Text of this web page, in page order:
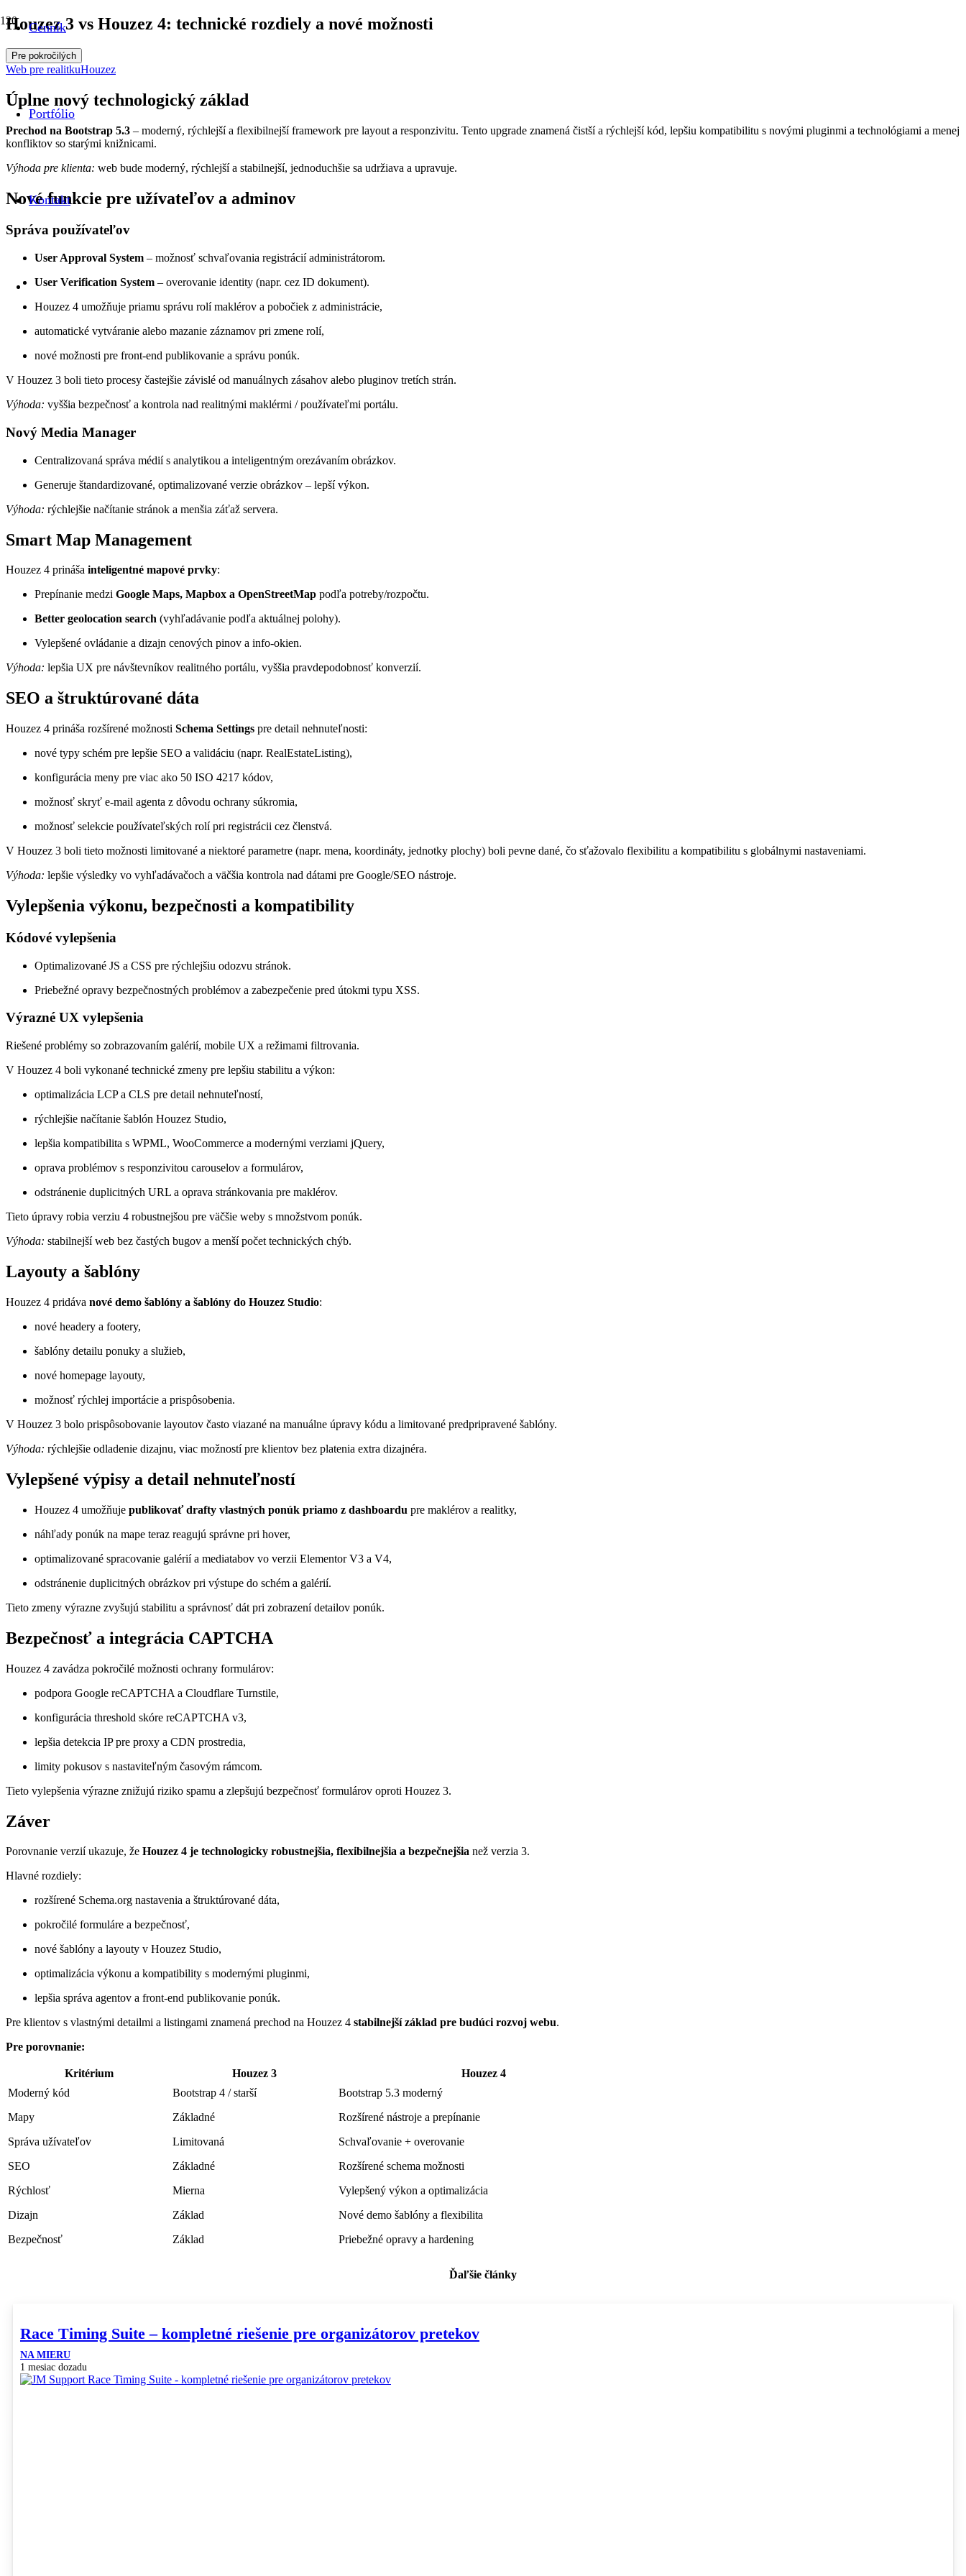
Cenník
Portfólio
Kontakt
Houzez 3 vs Houzez 4: technické rozdiely a nové možnosti
Pre pokročilých
Web pre realitkuHouzez
Úplne nový technologický základ
Prechod na Bootstrap 5.3 – moderný, rýchlejší a flexibilnejší framework pre layout a responzivitu. Tento upgrade znamená čistší a rýchlejší kód, lepšiu kompatibilitu s novými pluginmi a technológiami a menej
konfliktov so starými knižnicami.
Výhoda pre klienta: web bude moderný, rýchlejší a stabilnejší, jednoduchšie sa udržiava a upravuje.
Nové funkcie pre užívateľov a adminov
Správa používateľov
User Approval System – možnosť schvaľovania registrácií administrátorom.
User Verification System – overovanie identity (napr. cez ID dokument).
Houzez 4 umožňuje priamu správu rolí maklérov a pobočiek z administrácie,
automatické vytváranie alebo mazanie záznamov pri zmene rolí,
nové možnosti pre front-end publikovanie a správu ponúk.
V Houzez 3 boli tieto procesy častejšie závislé od manuálnych zásahov alebo pluginov tretích strán.
Výhoda: vyššia bezpečnosť a kontrola nad realitnými maklérmi / používateľmi portálu.
Nový Media Manager
Centralizovaná správa médií s analytikou a inteligentným orezávaním obrázkov.
Generuje štandardizované, optimalizované verzie obrázkov – lepší výkon.
Výhoda: rýchlejšie načítanie stránok a menšia záťaž servera.
Smart Map Management
Houzez 4 prináša inteligentné mapové prvky:
Prepínanie medzi Google Maps, Mapbox a OpenStreetMap podľa potreby/rozpočtu.
Better geolocation search (vyhľadávanie podľa aktuálnej polohy).
Vylepšené ovládanie a dizajn cenových pinov a info-okien.
Výhoda: lepšia UX pre návštevníkov realitného portálu, vyššia pravdepodobnosť konverzií.
SEO a štruktúrované dáta
Houzez 4 prináša rozšírené možnosti Schema Settings pre detail nehnuteľnosti:
nové typy schém pre lepšie SEO a validáciu (napr. RealEstateListing),
konfigurácia meny pre viac ako 50 ISO 4217 kódov,
možnosť skryť e-mail agenta z dôvodu ochrany súkromia,
možnosť selekcie používateľských rolí pri registrácii cez členstvá.
V Houzez 3 boli tieto možnosti limitované a niektoré parametre (napr. mena, koordináty, jednotky plochy) boli pevne dané, čo sťažovalo flexibilitu a kompatibilitu s globálnymi nastaveniami.
Výhoda: lepšie výsledky vo vyhľadávačoch a väčšia kontrola nad dátami pre Google/SEO nástroje.
Vylepšenia výkonu, bezpečnosti a kompatibility
Kódové vylepšenia
Optimalizované JS a CSS pre rýchlejšiu odozvu stránok.
Priebežné opravy bezpečnostných problémov a zabezpečenie pred útokmi typu XSS.
Výrazné UX vylepšenia
Riešené problémy so zobrazovaním galérií, mobile UX a režimami filtrovania.
V Houzez 4 boli vykonané technické zmeny pre lepšiu stabilitu a výkon:
optimalizácia LCP a CLS pre detail nehnuteľností,
rýchlejšie načítanie šablón Houzez Studio,
lepšia kompatibilita s WPML, WooCommerce a modernými verziami jQuery,
oprava problémov s responzivitou carouselov a formulárov,
odstránenie duplicitných URL a oprava stránkovania pre maklérov.
Tieto úpravy robia verziu 4 robustnejšou pre väčšie weby s množstvom ponúk.
Výhoda: stabilnejší web bez častých bugov a menší počet technických chýb.
Layouty a šablóny
Houzez 4 pridáva nové demo šablóny a šablóny do Houzez Studio:
nové headery a footery,
šablóny detailu ponuky a služieb,
nové homepage layouty,
možnosť rýchlej importácie a prispôsobenia.
V Houzez 3 bolo prispôsobovanie layoutov často viazané na manuálne úpravy kódu a limitované predpripravené šablóny.
Výhoda: rýchlejšie odladenie dizajnu, viac možností pre klientov bez platenia extra dizajnéra.
Vylepšené výpisy a detail nehnuteľností
Houzez 4 umožňuje publikovať drafty vlastných ponúk priamo z dashboardu pre maklérov a realitky,
náhľady ponúk na mape teraz reagujú správne pri hover,
optimalizované spracovanie galérií a mediatabov vo verzii Elementor V3 a V4,
odstránenie duplicitných obrázkov pri výstupe do schém a galérií.
Tieto zmeny výrazne zvyšujú stabilitu a správnosť dát pri zobrazení detailov ponúk.
Bezpečnosť a integrácia CAPTCHA
Houzez 4 zavádza pokročilé možnosti ochrany formulárov:
podpora Google reCAPTCHA a Cloudflare Turnstile,
konfigurácia threshold skóre reCAPTCHA v3,
lepšia detekcia IP pre proxy a CDN prostredia,
limity pokusov s nastaviteľným časovým rámcom.
Tieto vylepšenia výrazne znižujú riziko spamu a zlepšujú bezpečnosť formulárov oproti Houzez 3.
Záver
Porovnanie verzií ukazuje, že Houzez 4 je technologicky robustnejšia, flexibilnejšia a bezpečnejšia než verzia 3.
Hlavné rozdiely:
rozšírené Schema.org nastavenia a štruktúrované dáta,
pokročilé formuláre a bezpečnosť,
nové šablóny a layouty v Houzez Studio,
optimalizácia výkonu a kompatibility s modernými pluginmi,
lepšia správa agentov a front-end publikovanie ponúk.
Pre klientov s vlastnými detailmi a listingami znamená prechod na Houzez 4 stabilnejší základ pre budúci rozvoj webu.
Pre porovnanie:
Kritérium Houzez 3
Houzez 4
Moderný kód
Bootstrap 4 / starší
Bootstrap 5.3 moderný
Mapy
Základné
Rozšírené nástroje a prepínanie
Správa užívateľov
Limitovaná
Schvaľovanie + overovanie
SEO
Základné
Rozšírené schema možnosti
Rýchlosť
Mierna
Vylepšený výkon a optimalizácia
Dizajn
Základ
Nové demo šablóny a flexibilita
Bezpečnosť
Základ Priebežné opravy a hardening
Ďaľšie články
Race Timing Suite – kompletné riešenie pre organizátorov pretekov
NA MIERU
1 mesiac dozadu